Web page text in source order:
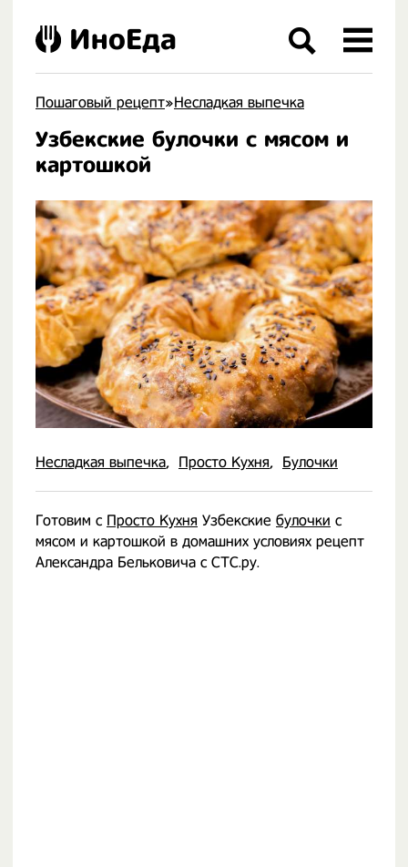
Пошаговый рецепт»Несладкая выпечка
Узбекские булочки с мясом и
картошкой
Несладкая выпечка Просто Кухня Булочки
Готовим с Просто Кухня Узбекские булочки с
мясом и картошкой в домашних условиях рецепт
Александра Бельковича с СТС.ру.
ИноЕда